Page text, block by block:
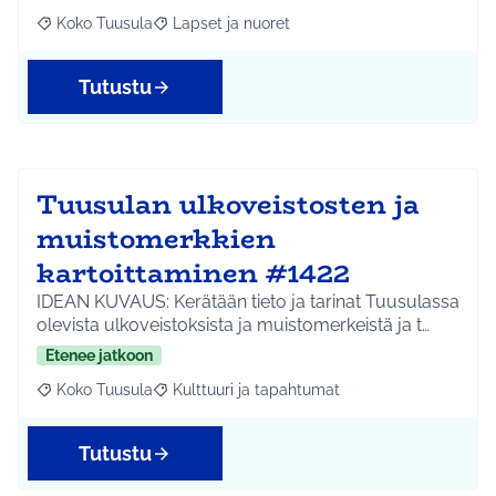
Rajaa tulokset aihepiirin mukaan: Koko Tuusula
Koko Tuusula Rajaa tulokset teeman mukaan: Lapset ja
Lapset ja nuoret
Tutustu
Tuusulan ulkoveistosten ja
muistomerkkien
kartoittaminen #1422
IDEAN KUVAUS: Kerätään tieto ja tarinat Tuusulassa
olevista ulkoveistoksista ja muistomerkeistä ja t…
Etenee jatkoon
Rajaa tulokset aihepiirin mukaan: Koko Tuusula
Koko Tuusula Rajaa tulokset teeman mukaan: Kulttuuri ja
Kulttuuri ja tapahtumat
Tutustu